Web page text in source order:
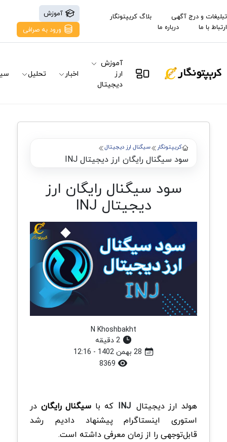
تبلیغات و درج آگهی
بلاگ کریپتونگار
ارتباط با ما
درباره ما
آموزش
ورود به صرافی
آموزش
ارز
دیجیتال
اخبار تحلیل
کریپتونگار سیگنال ارز دیجیتال
سود سیگنال‌ رایگان ارز دیجیتال INJ
سود سیگنال‌ رایگان ارز
دیجیتال INJ
N Khoshbakht
2 دقیقه
هولد ارز دیجیتال INJ که با سیگنال رایگان در
استوری اینستاگرام پیشنهاد دادیم رشد
قابل‌توجهی را از زمان معرفی داشته است.